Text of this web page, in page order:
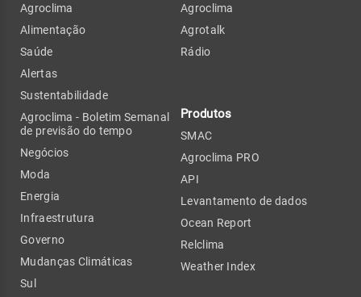
Agroclima
Alimentação
Saúde
Alertas
Sustentabilidade
Agroclima - Boletim Semanal
de previsão do tempo
Negócios
Moda
Energia
Infraestrutura
Governo
Mudanças Climáticas
Sul
Agroclima
Agrotalk
Rádio
Produtos
SMAC
Agroclima PRO
API
Levantamento de dados
Ocean Report
Relclima
Weather Index